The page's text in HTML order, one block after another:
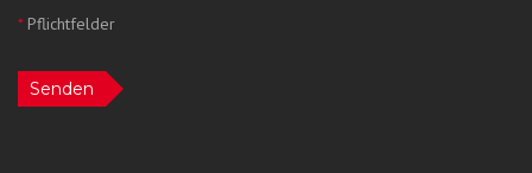
*Pflichtfelder
Senden